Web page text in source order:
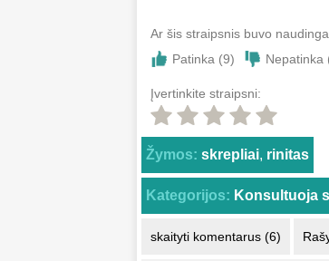
Ar šis straipsnis buvo
Patinka (9) Nepatinka
Įvertinkite straipsni:
Žymos: skrepliai, rinitas
Kategorijos: Konsultuoja
skaityti komentarus (6)